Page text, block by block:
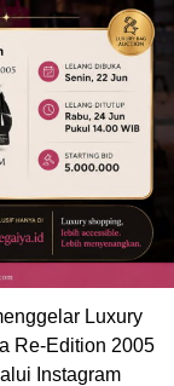
Luxury
Re-Edition 2005
Instagram